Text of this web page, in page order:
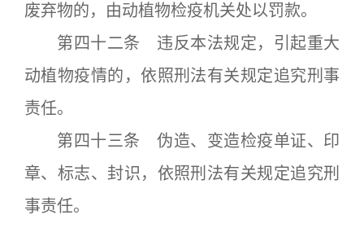
废弃物的，由动植物检疫机关处以罚款。
第四十二条 违反本法规定，引起重大
动植物疫情的，依照刑法有关规定追究刑事
责任。
第四十三条 伪造、变造检疫单证、印
章、标志、封识，依照刑法有关规定追究刑
事责任。